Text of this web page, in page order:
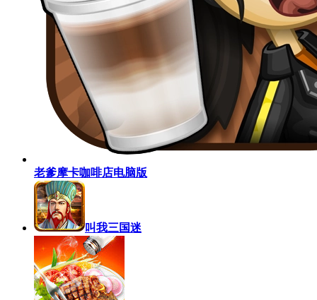
老爹摩卡咖啡店电脑版
叫我三国迷